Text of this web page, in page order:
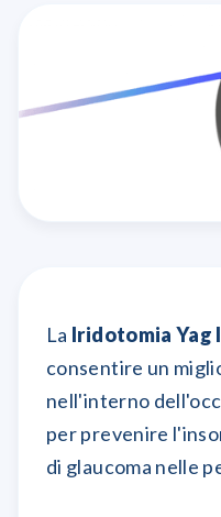
La Iridotomia Yag
consentire un
nell'interno
per prevenire
di glaucoma nelle